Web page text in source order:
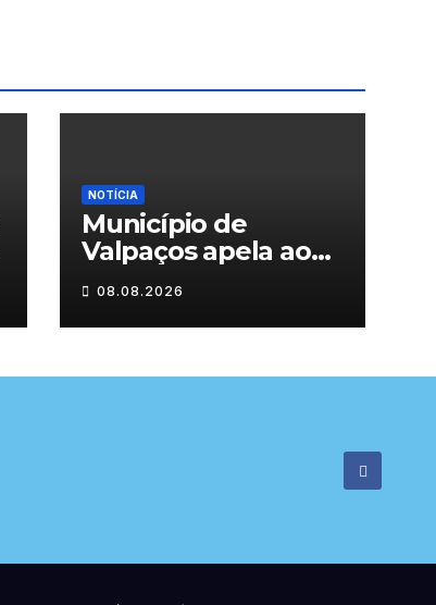
NOTÍCIA
Município de
Valpaços apela ao
consumo
responsável de
água
08.08.2026